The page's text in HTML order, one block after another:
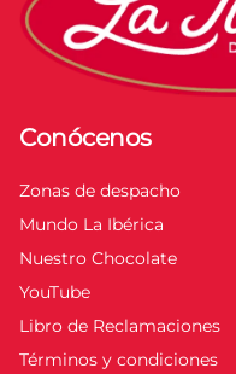
Conócenos
Zonas de despacho
Mundo La Ibérica
Nuestro Chocolate
YouTube
Libro de Reclamaciones
Términos y condiciones